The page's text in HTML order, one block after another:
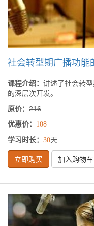
社会转型期广播功能
课程介绍： 讲述了社会转
的深层次开发。
原价： 216
优惠价： 108
学习时长： 30天
立即购买 加入购物车